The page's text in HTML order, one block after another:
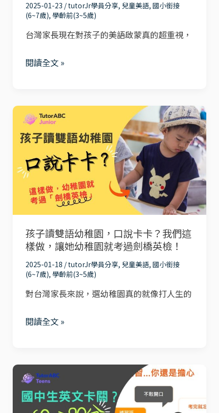
翻
天！
2025-01-23 /tutorJr學員分享, 兒童美語, 國小銜接
(6~7歲), 學齡前(3~5歲)
台灣家長現在對孩子的美語啟蒙真的超重視，
學
vs.
中
授
解
析，
幫
孩
子
找
到
適
合
的
學
習
式！
閱讀全文 »
孩子讀雙語幼稚園，口說卡卡？我們這
樣做，讓她幼稚園就考過劍橋英檢！
2025-01-18 /tutorJr學員分享, 兒童美語, 國小銜接
(6~7歲), 學齡前(3~5歲)
對台灣家長來說，選幼稚園真的就像打人生的
孩
子
讀
雙
語
幼
稚
園，
口
說
卡
卡？
我
這
讓
她
幼
閱讀全文 »
國
中
生